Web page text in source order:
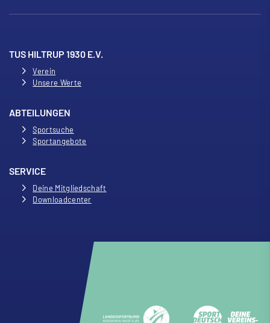
TUS HILTRUP 1930 E.V.
Verein
Unsere Werte
ABTEILUNGEN
Sportsuche
Sportangebote
SERVICE
Deine Mitgliedschaft
Downloadcenter